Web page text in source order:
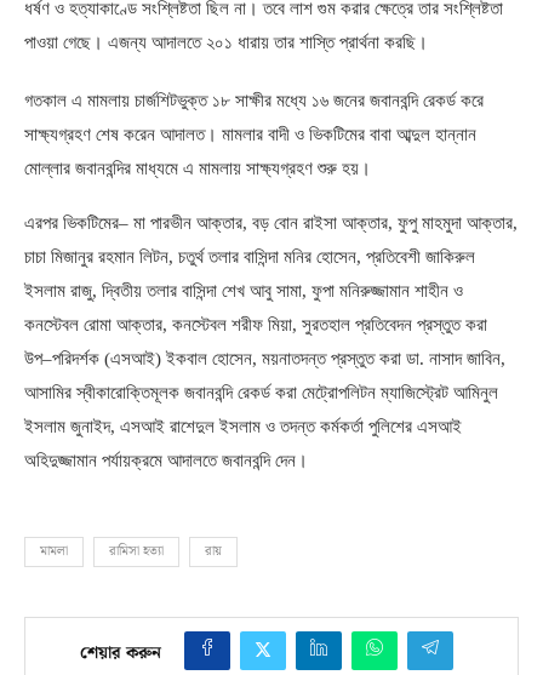
ধর্ষণ ও হত্যাকাণ্ডে সংশ্লিষ্টতা ছিল না। তবে লাশ গুম করার ক্ষেত্রে তার সংশ্লিষ্টতা
পাওয়া গেছে। এজন্য আদালতে ২০১ ধারায় তার শাস্তি প্রার্থনা করছি।
গতকাল এ মামলায় চার্জশিটভুক্ত ১৮ সাক্ষীর মধ্যে ১৬ জনের জবানবন্দি রেকর্ড করে
সাক্ষ্যগ্রহণ শেষ করেন আদালত। মামলার বাদী ও ভিকটিমের বাবা আব্দুল হান্নান
মোল্লার জবানবন্দির মাধ্যমে এ মামলায় সাক্ষ্যগ্রহণ শুরু হয়।
এরপর ভিকটিমের– মা পারভীন আক্তার, বড় বোন রাইসা আক্তার, ফুপু মাহমুদা আক্তার,
চাচা মিজানুর রহমান লিটন, চতুর্থ তলার বাসিন্দা মনির হোসেন, প্রতিবেশী জাকিরুল
ইসলাম রাজু, দ্বিতীয় তলার বাসিন্দা শেখ আবু সামা, ফুপা মনিরুজ্জামান শাহীন ও
কনস্টেবল রোমা আক্তার, কনস্টেবল শরীফ মিয়া, সুরতহাল প্রতিবেদন প্রস্তুত করা
উপ–পরিদর্শক (এসআই) ইকবাল হোসেন, ময়নাতদন্ত প্রস্তুত করা ডা. নাসাদ জাবিন,
আসামির স্বীকারোক্তিমূলক জবানবন্দি রেকর্ড করা মেট্রোপলিটন ম্যাজিস্ট্রেট আমিনুল
ইসলাম জুনাইদ, এসআই রাশেদুল ইসলাম ও তদন্ত কর্মকর্তা পুলিশের এসআই
অহিদুজ্জামান পর্যায়ক্রমে আদালতে জবানবন্দি দেন।
মামলা রামিসা হত্যা রায়
শেয়ার করুন